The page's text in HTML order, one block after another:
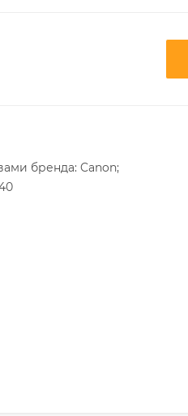
бренда: Canon;